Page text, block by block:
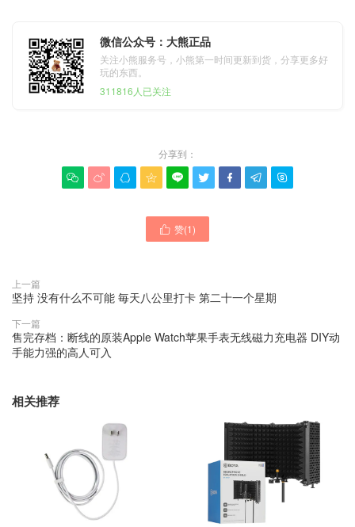
微信公众号：大熊正品
关注小熊服务号，小熊第一时间更新到货，分享更多好
玩的东西。
311816人已关注
分享到：
        
 赞(1)
上一篇
坚持 没有什么不可能 毎天八公里打卡 第二十一个星期
下一篇
售完存档：断线的原装Apple Watch苹果手表无线磁力充电器 DIY动
手能力强的高人可入
相关推荐